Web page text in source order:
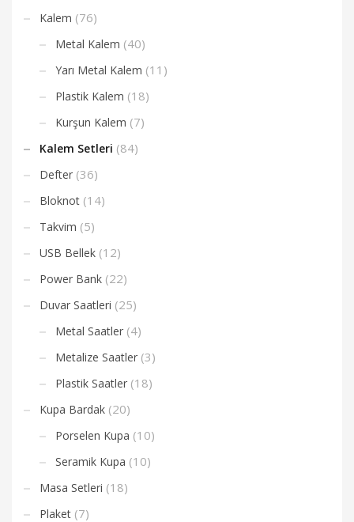
Kalem (76)
Metal Kalem (40)
Yarı Metal Kalem (11)
Plastik Kalem (18)
Kurşun Kalem (7)
Kalem Setleri (84)
Defter (36)
Bloknot (14)
Takvim (5)
USB Bellek (12)
Power Bank (22)
Duvar Saatleri (25)
Metal Saatler (4)
Metalize Saatler (3)
Plastik Saatler (18)
Kupa Bardak (20)
Porselen Kupa (10)
Seramik Kupa (10)
Masa Setleri (18)
Plaket (7)